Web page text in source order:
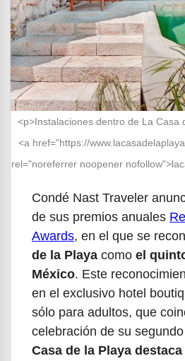
<p>Instalaciones dentro de La Casa
<a href="https://
rel="noreferrer noopener
Condé Nast Traveler
de sus premios anuales
Awards, en el que se
de la Playa como el
México. Este
en el exclusivo hotel
sólo para adultos, que
celebración de su
Casa de la Playa